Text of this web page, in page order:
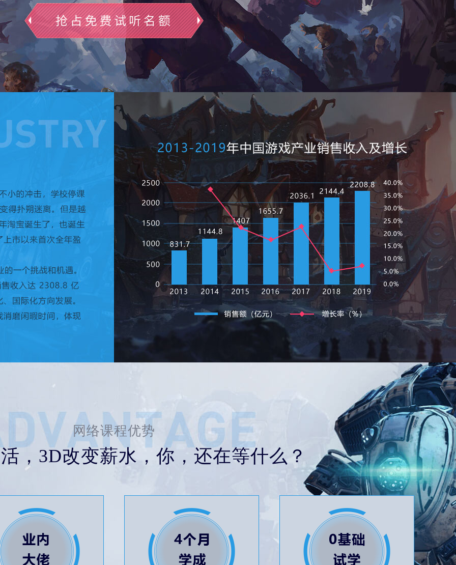
网络课程优势
，3D改变薪水，你，还在等什么？